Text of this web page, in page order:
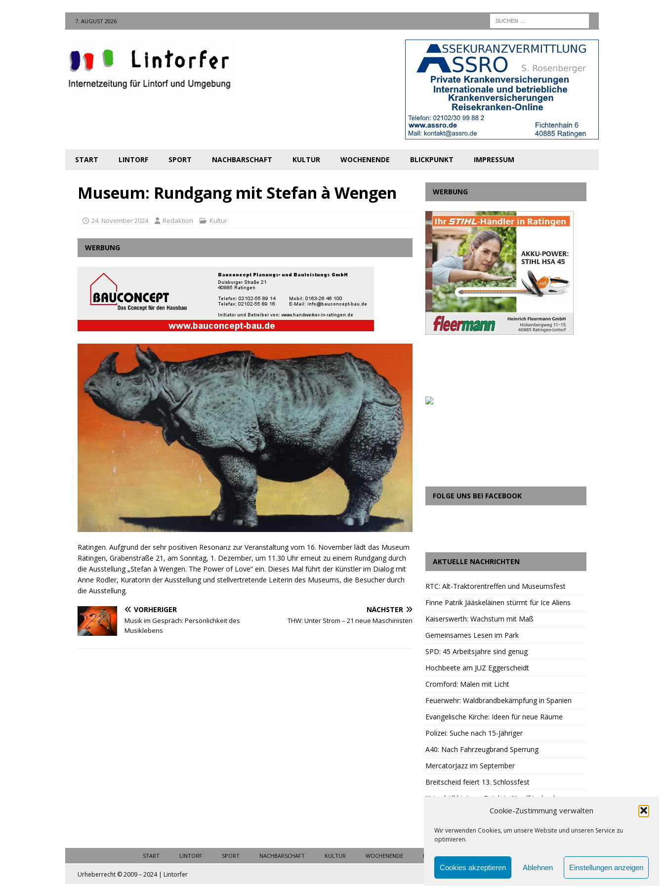
Cookie-Zustimmung verwalten
Wir verwenden Cookies, um unsere Website und unseren Service zu
optimieren.
Cookies akzeptieren Ablehnen Einstellungen anzeigen
7. AUGUST 2026
START LINTORF SPORT NACHBARSCHAFT KULTUR WOCHENENDE BLICKPUNKT IMPRESSUM
Museum: Rundgang mit Stefan à Wengen
24. November 2024 Redaktion Kultur
WERBUNG
Ratingen. Aufgrund der sehr positiven Resonanz zur Veranstaltung vom 16. November lädt das Museum
Ratingen, Grabenstraße 21, am Sonntag, 1. Dezember, um 11.30 Uhr erneut zu einem Rundgang durch
die Ausstellung „Stefan à Wengen. The Power of Love“ ein. Dieses Mal führt der Künstler im Dialog mit
Anne Rodler, Kuratorin der Ausstellung und stellvertretende Leiterin des Museums, die Besucher durch
die Ausstellung.
VORHERIGER
Musik im Gespräch: Persönlichkeit des
Musiklebens
NÄCHSTER
THW: Unter Strom – 21 neue Maschinisten
WERBUNG
FOLGE UNS BEI FACEBOOK
AKTUELLE NACHRICHTEN
RTC: Alt-Traktorentreffen und Museumsfest
Finne Patrik Jääskeläinen stürmt für Ice Aliens
Kaiserswerth: Wachstum mit Maß
Gemeinsames Lesen im Park
SPD: 45 Arbeitsjahre sind genug
Hochbeete am JUZ Eggerscheidt
Cromford: Malen mit Licht
Feuerwehr: Waldbrandbekämpfung in Spanien
Evangelische Kirche: Ideen für neue Räume
Polizei: Suche nach 15-Jähriger
A40: Nach Fahrzeugbrand Sperrung
MercatorJazz im September
Breitscheid feiert 13. Schlossfest
Katenbüll hinterm Deich in Nordfriesland
SPD: Trauer um Klaus Hänsch
START LINTORF SPORT NACHBARSCHAFT KULTUR WOCHENENDE BLICKPUNKT IMPRESSUM COOKIE-RICHTLINIE (EU)
Urheberrecht © 2009 – 2024 | Lintorfer